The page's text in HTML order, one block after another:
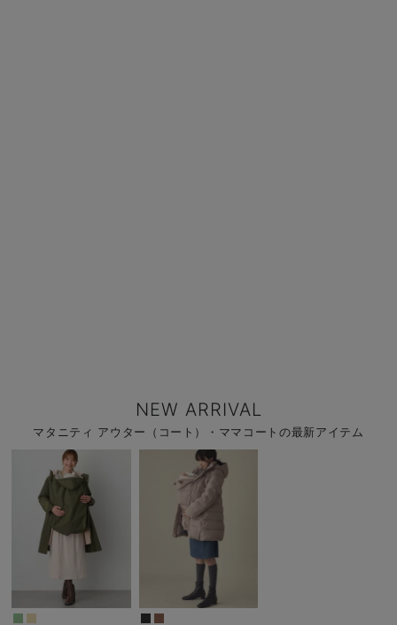
NEW ARRIVAL
マタニティ アウター（コート）・ママコートの最新アイテム